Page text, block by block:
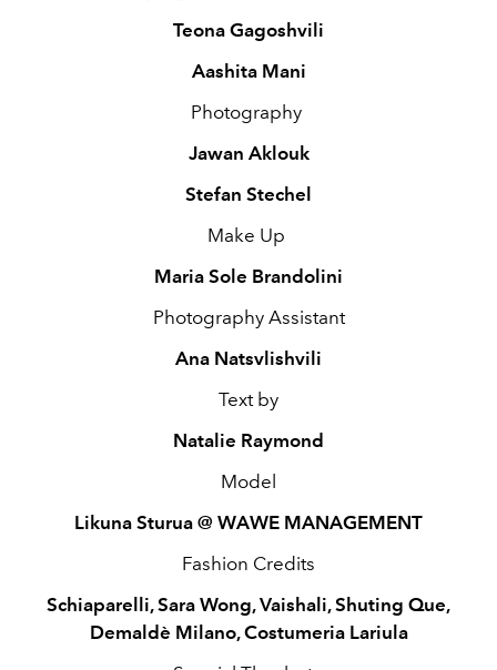
Teona Gagoshvili
Aashita Mani
Photography
Jawan Aklouk
Stefan Stechel
Make Up
Maria Sole Brandolini
Photography Assistant
Ana Natsvlishvili
Text by
Natalie Raymond
Model
Likuna Sturua @ WAWE MANAGEMENT
Fashion Credits
Schiaparelli, Sara Wong, Vaishali, Shuting Que,
Demaldè Milano, Costumeria Lariula